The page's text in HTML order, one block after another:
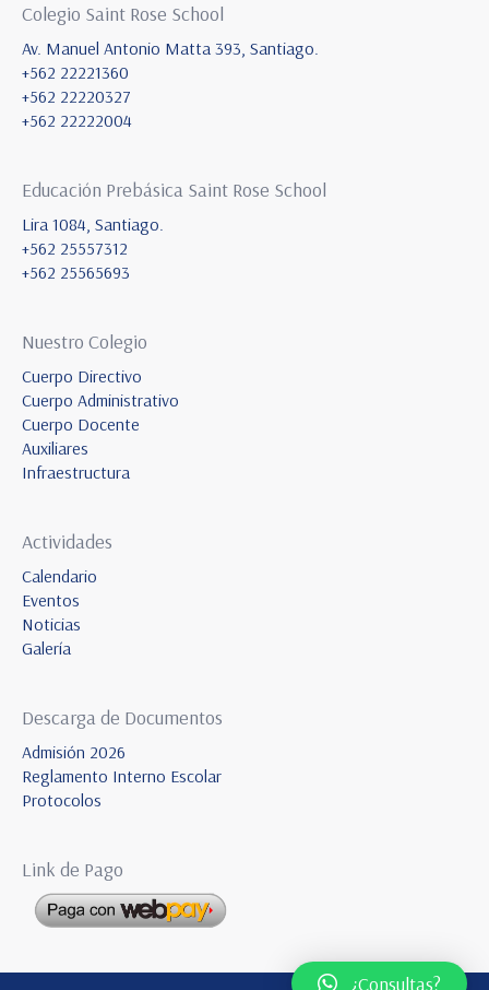
Colegio Saint Rose School
Av. Manuel Antonio Matta 393, Santiago.
+562 22221360
+562 22220327
+562 22222004
Educación Prebásica Saint Rose School
Lira 1084, Santiago.
+562 25557312
+562 25565693
Nuestro Colegio
Cuerpo Directivo
Cuerpo Administrativo
Cuerpo Docente
Auxiliares
Infraestructura
Actividades
Calendario
Eventos
Noticias
Galería
Descarga de Documentos
Admisión 2026
Reglamento Interno Escolar
Protocolos
Link de Pago
¿Consultas?